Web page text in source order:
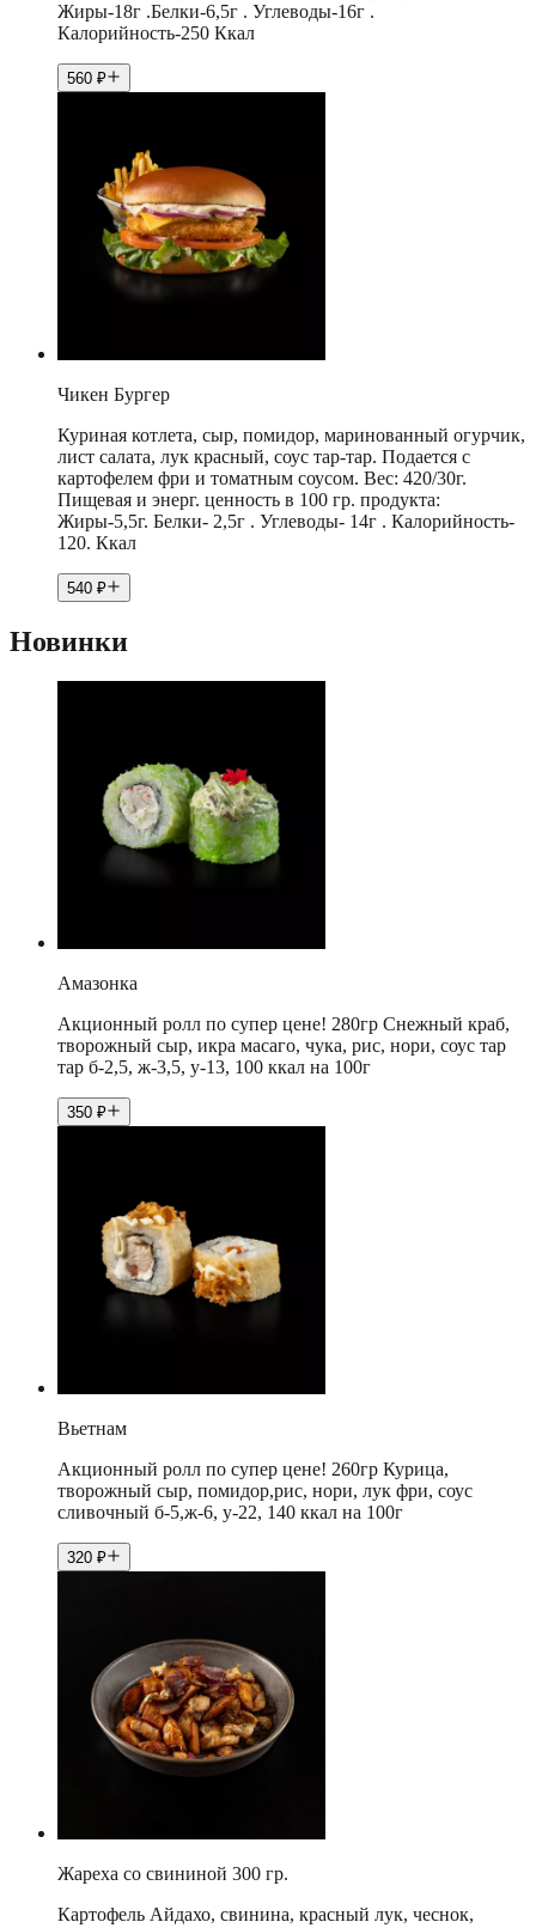
Жиры-18г .Белки-6,5г . Углеводы-16г .
Калорийность-250 Ккал
560 ₽
Чикен Бургер
Куриная котлета, сыр, помидор, маринованный огурчик,
лист салата, лук красный, соус тар-тар. Подается с
картофелем фри и томатным соусом. Вес: 420/30г.
Пищевая и энерг. ценность в 100 гр. продукта:
Жиры-5,5г. Белки- 2,5г . Углеводы- 14г . Калорийность-
120. Ккал
540 ₽
Новинки
Амазонка
Акционный ролл по супер цене! 280гр Снежный краб,
творожный сыр, икра масаго, чука, рис, нори, соус тар
тар б-2,5, ж-3,5, у-13, 100 ккал на 100г
350 ₽
Вьетнам
Акционный ролл по супер цене! 260гр Курица,
творожный сыр, помидор,рис, нори, лук фри, соус
сливочный б-5,ж-6, у-22, 140 ккал на 100г
320 ₽
Жареха со свининой 300 гр.
Картофель Айдахо, свинина, красный лук, чеснок,